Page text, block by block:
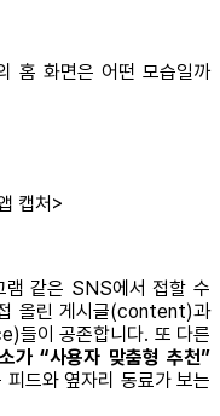
홈 화면은 어떤 모습일까
캡처>
램 같은 SNS에서 접할 수
올린 게시글(content)과
들이 공존합니다. 또 다른
가 “사용자 맞춤형 추천”
피드와 옆자리 동료가 보는